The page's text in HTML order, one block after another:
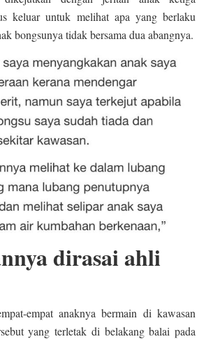
keluar untuk melihat apa yang berlaku
bongsunya tidak bersama dua abangnya.
dirasai ahli
empat anaknya bermain di kawasan
yang terletak di belakang balai pada